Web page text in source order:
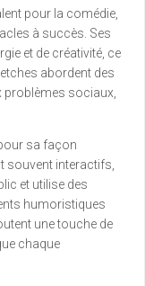
pour la comédie,
à succès. Ses
et de créativité, ce
abordent des
problèmes sociaux,
sa façon
souvent interactifs,
et utilise des
humoristiques
une touche de
chaque